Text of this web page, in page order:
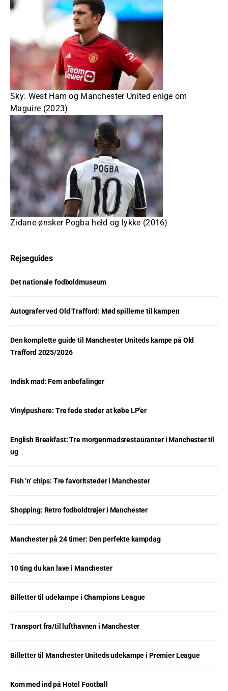
Sky: West Ham og Manchester United enige om
Maguire (2023)
Zidane ønsker Pogba held og lykke (2016)
Rejseguides
Det nationale fodboldmuseum
Autografer ved Old Trafford: Mød spillerne til kampen
Den komplette guide til Manchester Uniteds kampe på Old
Trafford 2025/2026
Indisk mad: Fem anbefalinger
Vinylpushere: Tre fede steder at købe LP’er
English Breakfast: Tre morgenmadsrestauranter i Manchester til
ug
Fish ’n’ chips: Tre favoritsteder i Manchester
Shopping: Retro fodboldtrøjer i Manchester
Manchester på 24 timer: Den perfekte kampdag
10 ting du kan lave i Manchester
Billetter til udekampe i Champions League
Transport fra/til lufthavnen i Manchester
Billetter til Manchester Uniteds udekampe i Premier League
Kom med ind på Hotel Football